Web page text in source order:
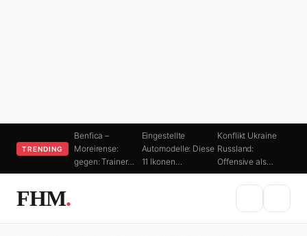
TRENDING
Benfica –
Moreirense:
gegen: Trainer…
Eingestellte
Automodelle: Diese
11 Ikonen…
Konflikt Ukraine
Russland:
Offensive als…
FHM.